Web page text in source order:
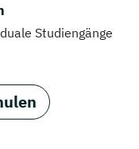
Studiengänge